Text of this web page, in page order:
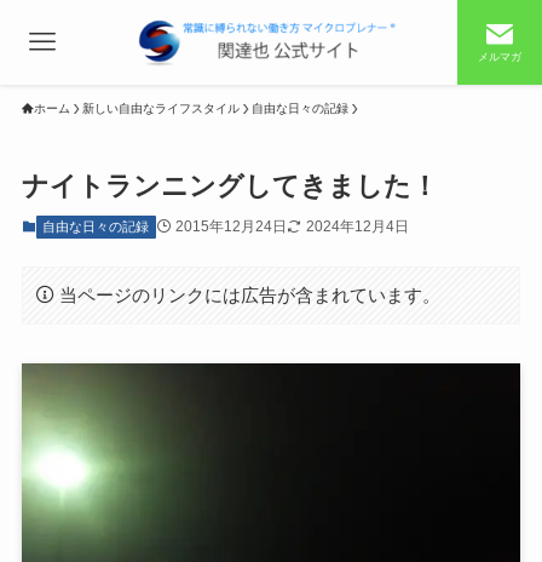
メルマガ
ホーム 新しい自由なライフスタイル 自由な日々の記録
ナイトランニングしてきました！
自由な日々の記録 2015年12月24日 2024年12月4日
当ページのリンクには広告が含まれています。